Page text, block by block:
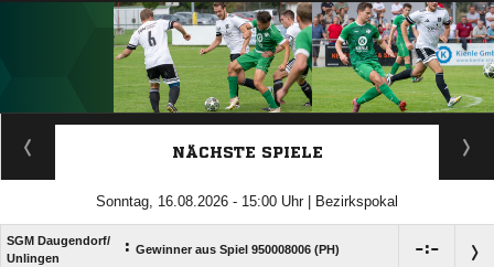
ANZEIGE
NÄCHSTE SPIELE
Sonntag, 16.08.2026 - 15:00 Uhr | Bezirkspokal
SGM Daugendorf/​
Unlingen
: Gewinner aus Spiel 950008006 (PH) :